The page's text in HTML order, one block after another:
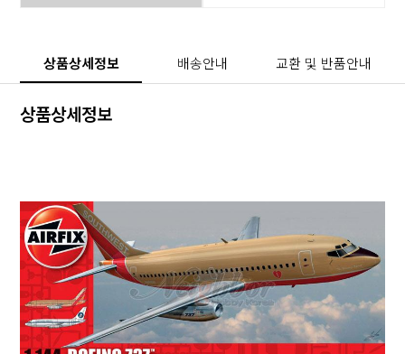
상품상세정보 배송안내 교환 및 반품안내
상품상세정보